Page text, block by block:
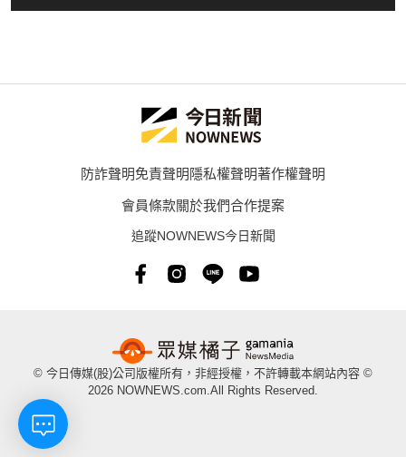
防詐聲明免責聲明隱私權聲明著作權聲明
會員條款關於我們合作提案
追蹤NOWNEWS今日新聞
© 今日傳媒(股)公司版權所有，非經授權，不許轉載本網站內容 ©
2026 NOWNEWS.com.All Rights Reserved.